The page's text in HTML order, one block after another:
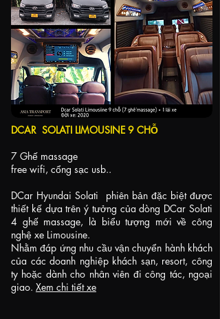
DCAR SOLATI LIMOUSINE 9 CHỖ
7 Ghế massage
free wifi, cổng sạc usb..
DCar Hyundai Solati phiên bản đặc biệt được
thiết kế dựa trên ý tưởng của dòng DCar Solati
4 ghế massage, là biểu tượng mới về công
nghệ xe Limousine.
Nhằm đáp ứng nhu cầu vận chuyển hành khách
của các doanh nghiệp khách sạn, resort, công
ty hoặc dành cho nhân viên đi công tác, ngoại
giao. Xem chi tiết xe